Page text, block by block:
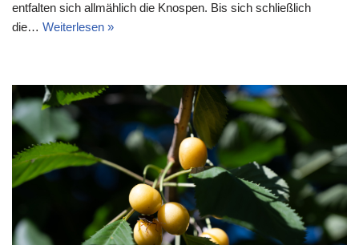
entfalten sich allmählich die Knospen. Bis sich schließlich
die… Weiterlesen »